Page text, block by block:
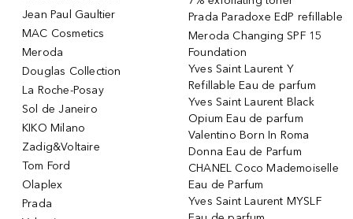
Jean Paul Gaultier
MAC Cosmetics
Meroda
Douglas Collection
La Roche-Posay
Sol de Janeiro
KIKO Milano
Zadig&Voltaire
Tom Ford
Olaplex
Prada
Prada Paradoxe EdP refillable
Meroda Changing SPF 15
Foundation
Yves Saint Laurent Y
Refillable Eau de parfum
Yves Saint Laurent Black
Opium Eau de parfum
Valentino Born In Roma
Donna Eau de Parfum
CHANEL Coco Mademoiselle
Eau de Parfum
Yves Saint Laurent MYSLF